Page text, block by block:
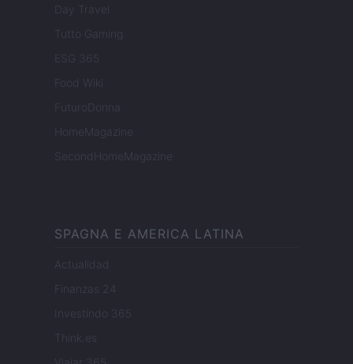
Day Travel
Tutto Gaming
ESG 365
Food Wiki
FuturoDonna
HomeMagazine
SecondHomeMagazine
SPAGNA E AMERICA LATINA
Actualidad
Finanzas 24
Investindo 365
Think.es